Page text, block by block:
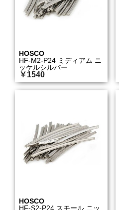
HOSCO
HF-M2-P24 ミディアム ニ
ッケルシルバー
￥1540
HOSCO
HF-S2-P24 スモール ニッ